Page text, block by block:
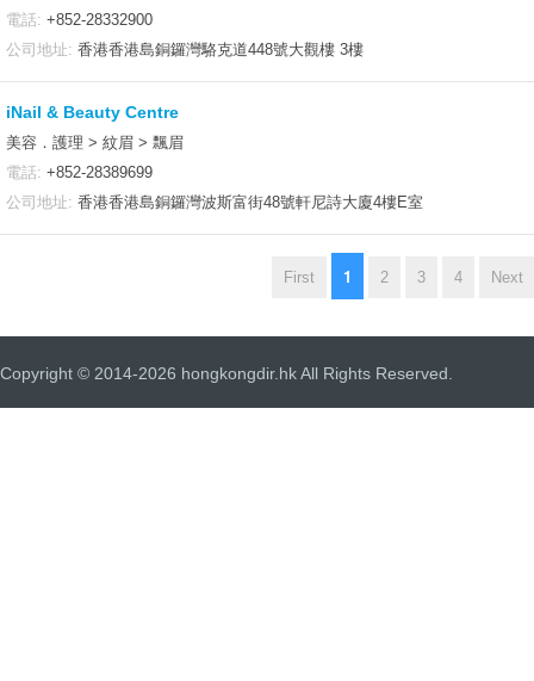
電話: +852-28332900
公司地址: 香港香港島銅鑼灣駱克道448號大觀樓 3樓
iNail & Beauty Centre
美容．護理 > 紋眉 > 飄眉
電話: +852-28389699
公司地址: 香港香港島銅鑼灣波斯富街48號軒尼詩大廈4樓E室
First 1 2 3 4 Next
Copyright © 2014-2026 hongkongdir.hk All Rights Reserved.